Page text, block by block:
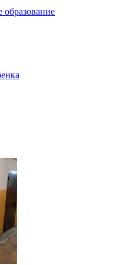
образование